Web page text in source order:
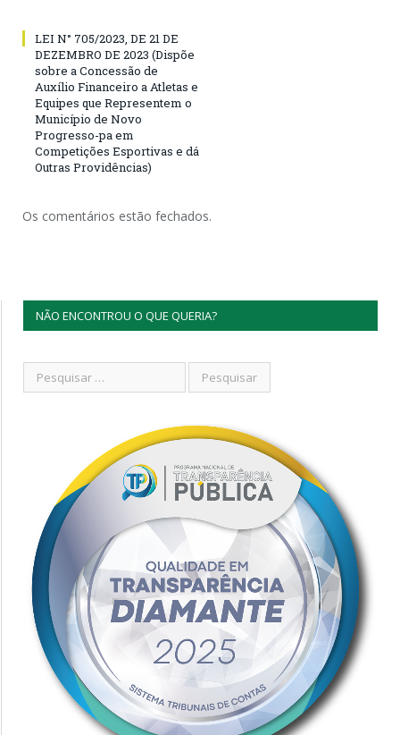
LEI N° 705/2023, DE 21 DE
DEZEMBRO DE 2023 (Dispõe
sobre a Concessão de
Auxílio Financeiro a Atletas e
Equipes que Representem o
Município de Novo
Progresso-pa em
Competições Esportivas e dá
Outras Providências)
Os comentários estão fechados.
NÃO ENCONTROU O QUE QUERIA?